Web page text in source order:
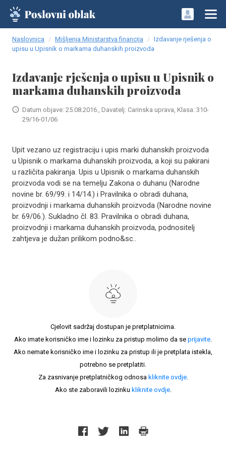
Naslovnica Mišljenja Ministarstva financija
Izdavanje rješenja o
upisu u Upisnik o markama duhanskih proizvoda
Izdavanje rješenja o upisu u Upisnik o
markama duhanskih proizvoda
Datum objave: 25.08.2016., Davatelj: Carinska uprava, Klasa: 310-
29/16-01/06
Upit vezano uz registraciju i upis marki duhanskih proizvoda
u Upisnik o markama duhanskih proizvoda, a koji su pakirani
u različita pakiranja. Upis u Upisnik o markama duhanskih
proizvoda vodi se na temelju Zakona o duhanu (Narodne
novine br. 69/99. i 14/14.) i Pravilnika o obradi duhana,
proizvodnji i markama duhanskih proizvoda (Narodne novine
br. 69/06.). Sukladno čl. 83. Pravilnika o obradi duhana,
proizvodnji i markama duhanskih proizvoda, podnositelj
zahtjeva je dužan prilikom podno&sc..
Cjelovit sadržaj dostupan je pretplatnicima.
Ako imate korisničko ime i lozinku za pristup molimo da se prijavite.
Ako nemate korisničko ime i lozinku za pristup ili je pretplata istekla,
potrebno se pretplatiti.
Za zasnivanje pretplatničkog odnosa kliknite ovdje.
Ako ste zaboravili lozinku kliknite ovdje.